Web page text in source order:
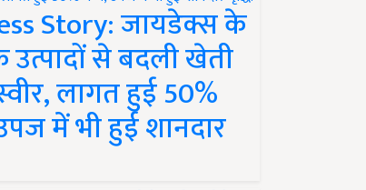
Story: जायडेक्स के
से बदली खेती
लागत हुई 50%
में भी हुई शानदार